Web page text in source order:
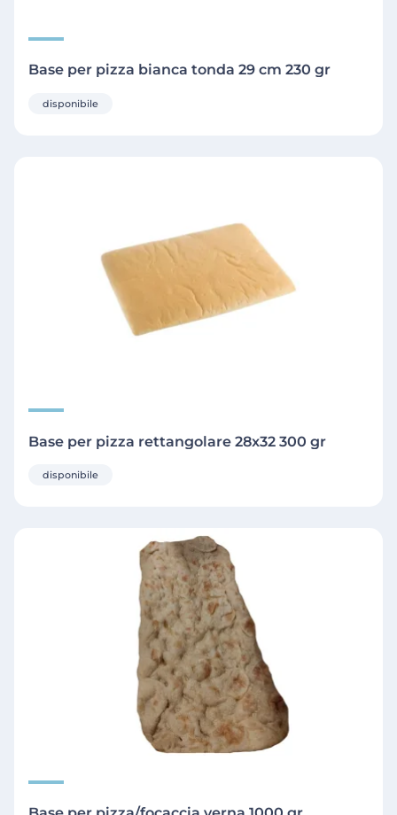
Base per pizza bianca tonda 29 cm 230 gr
disponibile
Base per pizza rettangolare 28x32 300 gr
disponibile